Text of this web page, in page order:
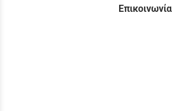
Επικοινωνία